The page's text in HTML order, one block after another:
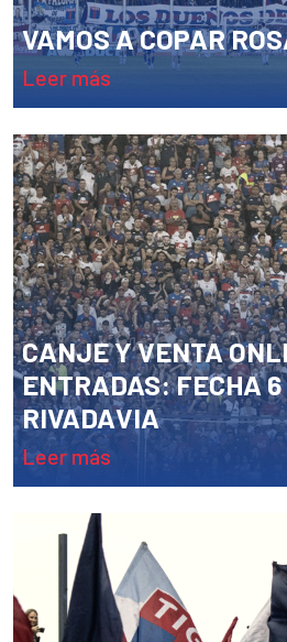
VAMOS A COPAR
leer más
CANJE Y VENTA
ENTRADAS: FECHA 6
RIVADAVIA
leer más